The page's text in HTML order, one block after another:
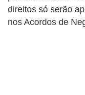
direitos só serão
nos Acordos de
f
t